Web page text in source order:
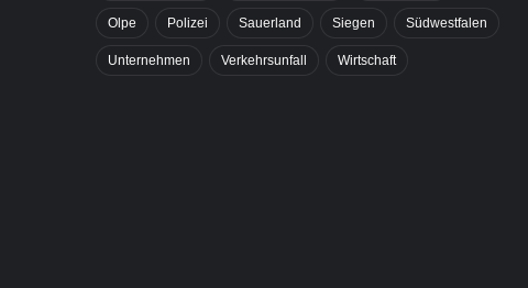
Olpe Polizei Sauerland Siegen Südwestfalen
Unternehmen Verkehrsunfall Wirtschaft